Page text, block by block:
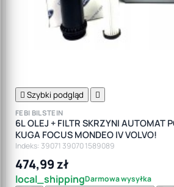
 Szybki podgląd 
FEBI BILSTEIN
6L OLEJ + FILTR SKRZYNI AUTOMAT
KUGA FOCUS MONDEO IV VOLVO!
Indeks: 39071 39070 1589089
474,99 zł
local_shippingDarmowa wysyłka